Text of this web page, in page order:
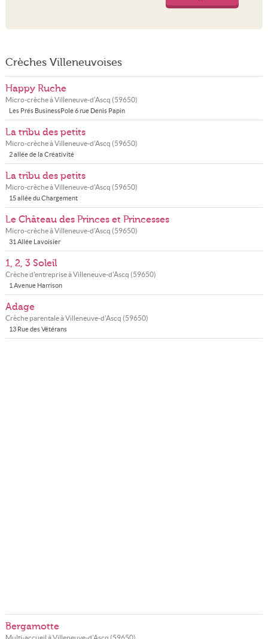
Crèches Villeneuvoises
Happy Ruche
Micro-crèche àVilleneuve-d'Ascq (59650)
Les Prés BusinessPole 6 rue Denis Papin
La tribu des petits
Micro-crèche àVilleneuve-d'Ascq (59650)
2 allée de la Créativité
La tribu des petits
Micro-crèche àVilleneuve-d'Ascq (59650)
15 allée du Chargement
Le Château des Princes et Princesses
Micro-crèche àVilleneuve-d'Ascq (59650)
31 Allée Lavoisier
1, 2, 3 Soleil
Crèche d'entreprise àVilleneuve-d'Ascq (59650)
1 Avenue Harrison
Adage
Crèche parentale àVilleneuve-d'Ascq (59650)
13 Rue des Vétérans
Bergamotte